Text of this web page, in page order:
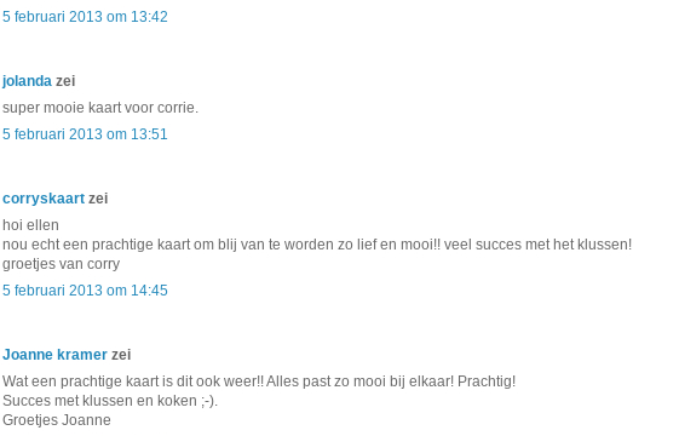
5 februari 2013 om 13:42
jolanda zei
super mooie kaart voor corrie.
5 februari 2013 om 13:51
corryskaart zei
hoi ellen
nou echt een prachtige kaart om blij van te worden zo lief en mooi!! veel succes met het klussen!
groetjes van corry
5 februari 2013 om 14:45
Joanne kramer zei
Wat een prachtige kaart is dit ook weer!! Alles past zo mooi bij elkaar! Prachtig!
Succes met klussen en koken ;-).
Groetjes Joanne